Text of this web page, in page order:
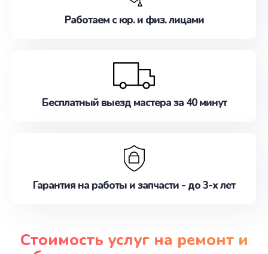
Работаем с юр. и физ. лицами
Бесплатный выезд мастера за 40 минут
Гарантия на работы и запчасти - до 3-х лет
Стоимость услуг на ремонт и